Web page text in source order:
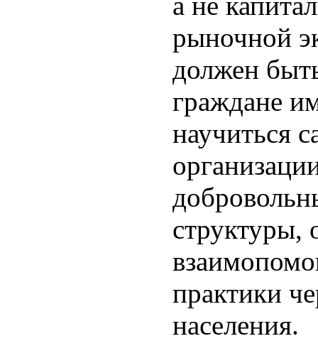
рыночной
должен
граждане
научиться
структуры,
практики
населения.